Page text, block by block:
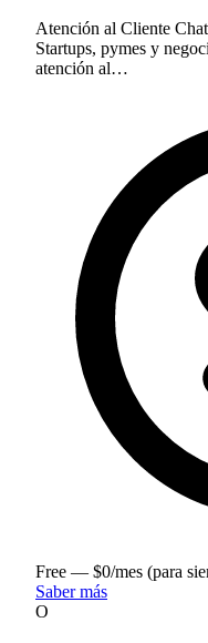
Atención al Cliente
Startups, pymes y
atención al…
Free — $0/mes (para
Saber más
O